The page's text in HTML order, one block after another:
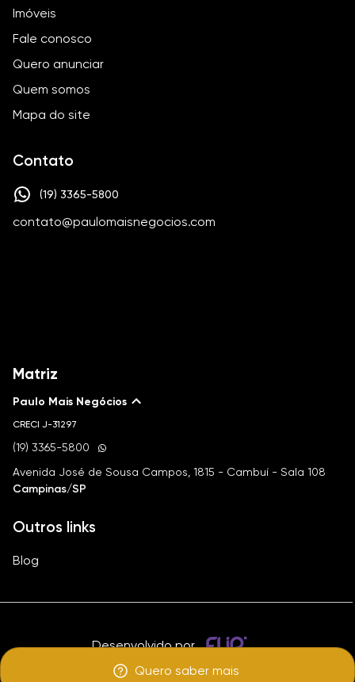
Quero saber mais
Imóveis
Fale conosco
Quero anunciar
Quem somos
Mapa do site
Contato
(19) 3365-5800
contato@paulomaisnegocios.com
Matriz
Paulo Mais Negócios
CRECI J-31297
(19) 3365-5800
Avenida José de Sousa Campos, 1815 - Cambuí - Sala 108
Campinas/SP
Outros links
Blog
Desenvolvido por